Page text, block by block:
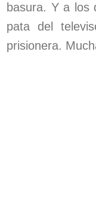
basura. Y a los
pata del
prisionera.